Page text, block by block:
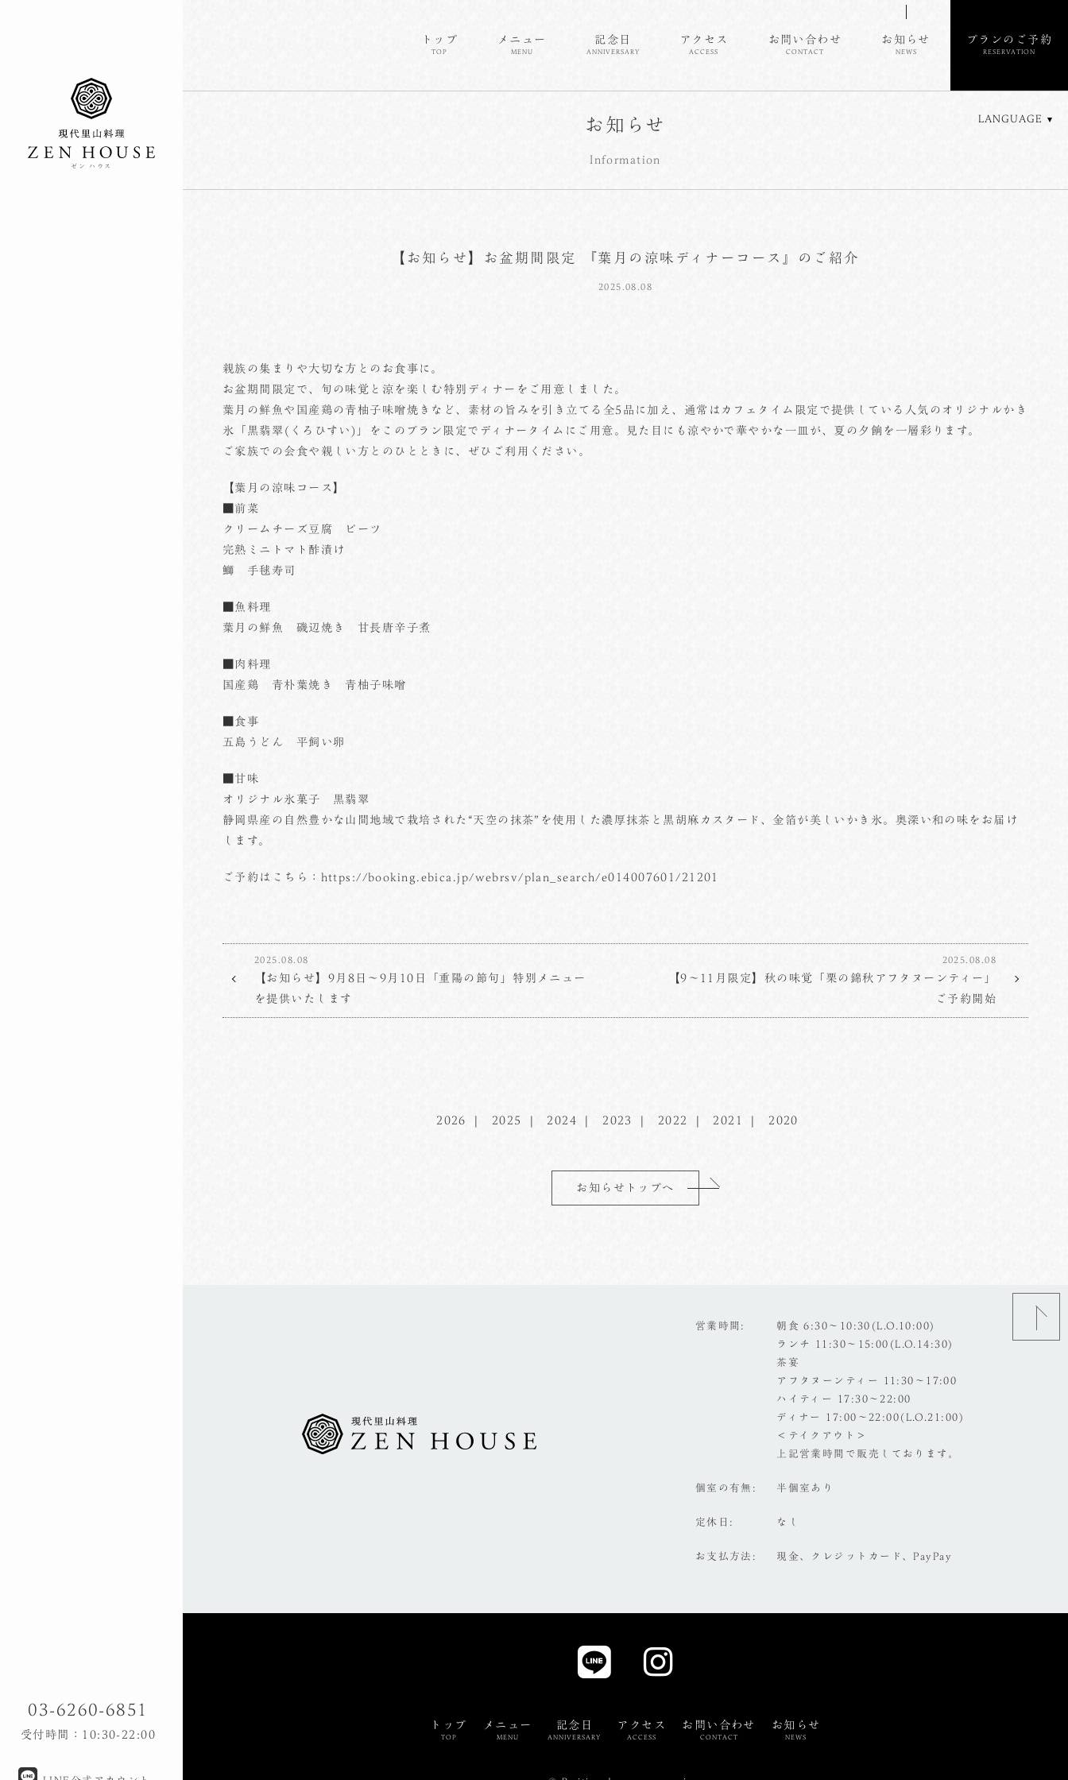
ゼン ハウス
03-6260-6851
受付時間：10:30-22:00
トップ
TOP
メニュー
MENU
記念日
ANNIVERSARY
アクセス
ACCESS
お問い合わせ
CONTACT
お知らせ
NEWS
プランのご予約
RESERVATION
LANGUAGE
お知らせ
Information
【お知らせ】お盆期間限定 『葉月の涼味ディナーコース』のご紹介
2025.08.08
親族の集まりや大切な方とのお食事に。
お盆期間限定で、旬の味覚と涼を楽しむ特別ディナーをご用意しました。
葉月の鮮魚や国産鶏の青柚子味噌焼きなど、素材の旨みを引き立てる全5品に加え、通常はカフェタイム限定で提供している人気のオリジナルかき
氷「黒翡翠(くろひすい)」をこのプラン限定でディナータイムにご用意。見た目にも涼やかで華やかな一皿が、夏の夕餉を一層彩ります。
ご家族での会食や親しい方とのひとときに、ぜひご利用ください。
【葉月の涼味コース】
■前菜
クリームチーズ豆腐 ビーツ
完熟ミニトマト酢漬け
鰤 手毬寿司
■魚料理
葉月の鮮魚 磯辺焼き 甘長唐辛子煮
■肉料理
国産鶏 青朴葉焼き 青柚子味噌
■食事
五島うどん 平飼い卵
■甘味
オリジナル氷菓子 黒翡翠
静岡県産の自然豊かな山間地域で栽培された“天空の抹茶”を使用した濃厚抹茶と黒胡麻カスタード、金箔が美しいかき氷。奥深い和の味をお届け
します。
ご予約はこちら： https://booking.ebica.jp/webrsv/plan_search/e014007601/21201
2025.08.08
【お知らせ】9月8日～9月10日「重陽の節句」特別メニュー
を提供いたします
2025.08.08
【9～11月限定】秋の味覚「栗の錦秋アフタヌーンティー」
ご予約開始
2026 2025 2024 2023 2022 2021 2020
お知らせトップへ
営業時間
朝食 6:30～10:30(L.O.10:00)
ランチ 11:30～15:00(L.O.14:30)
茶宴
アフタヌーンティー 11:30～17:00
ハイティー 17:30～22:00
ディナー 17:00～22:00(L.O.21:00)
＜テイクアウト＞
上記営業時間で販売しております。
個室の有無 半個室あり
定休日 なし
お支払方法 現金、クレジットカード、PayPay
トップ
TOP
メニュー
MENU
記念日
ANNIVERSARY
アクセス
ACCESS
お問い合わせ
CONTACT
お知らせ
NEWS